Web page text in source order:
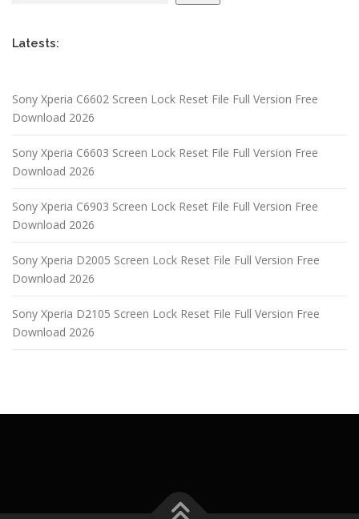
Latests:
Sony Xperia C6602 Screen Lock Reset File Full Version Free
Download 2026
Sony Xperia C6603 Screen Lock Reset File Full Version Free
Download 2026
Sony Xperia C6903 Screen Lock Reset File Full Version Free
Download 2026
Sony Xperia D2005 Screen Lock Reset File Full Version Free
Download 2026
Sony Xperia D2105 Screen Lock Reset File Full Version Free
Download 2026